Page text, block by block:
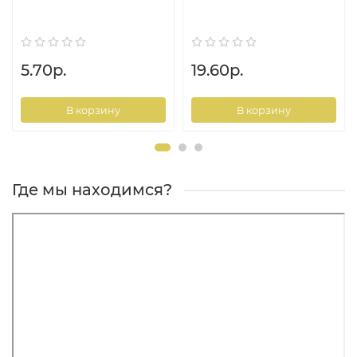
5.70р.
В корзину
19.60р.
В корзину
Где мы находимся?